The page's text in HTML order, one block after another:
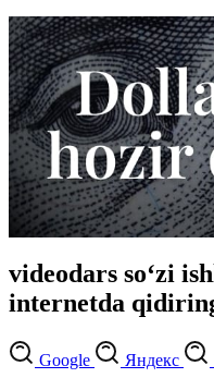
videodars so‘zi
internetda
Google Яндекс